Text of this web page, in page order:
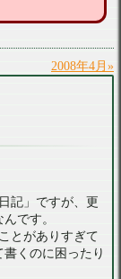
2008年4月
記」ですが、更
です。
とがありすぎて
くのに困ったり